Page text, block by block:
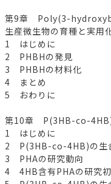
第9章 Poly(3-
生産微生物の育種と実
1 はじめに
2 PHBHの発見
3 PHBHの材料化
4 まとめ
5 おわりに
第10章 P(3HB-co-
1 はじめに
2 P(3HB-co-4HB)の生
3 PHAの研究動向
4 4HB含有PHAの研究